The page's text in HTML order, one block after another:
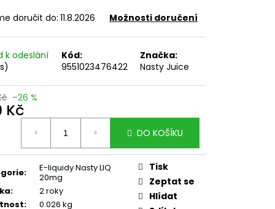
doručit do: 11.8.2026 Možnosti doručení
k odeslání
Kód:
9551023476422
Značka:
Nasty Juice
–26 %
Kč
DO KOŠÍKU
:
E-liquidy Nasty LIQ
20mg
:
2 roky
:
0.026 kg
Tisk
Zeptat se
Hlídat